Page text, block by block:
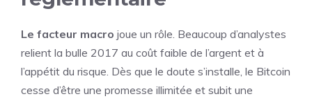
Le facteur macro joue un rôle. Beaucoup d’analystes
relient la bulle 2017 au coût faible de l’argent et à
l’appétit du risque. Dès que le doute s’installe, le Bitcoin
cesse d’être une promesse illimitée et subit une